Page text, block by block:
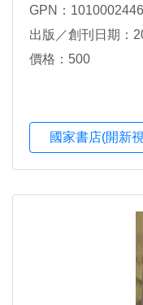
GPN：1010002446
出版／創刊日期：
價格：500
國家書店(開新